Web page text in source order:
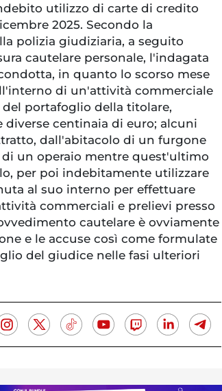
utilizzo di carte di credito
2025. Secondo la
polizia giudiziaria, a seguito
cautelare personale, l'indagata
in quanto lo scorso mese
di un'attività commerciale
del portafoglio della titolare,
centinaia di euro; alcuni
dall'abitacolo di un furgone
un operaio mentre quest'ultimo
per poi indebitamente utilizzare
al suo interno per effettuare
commerciali e prelievi presso
cautelare è ovviamente
e le accuse così come formulate
del giudice nelle fasi ulteriori